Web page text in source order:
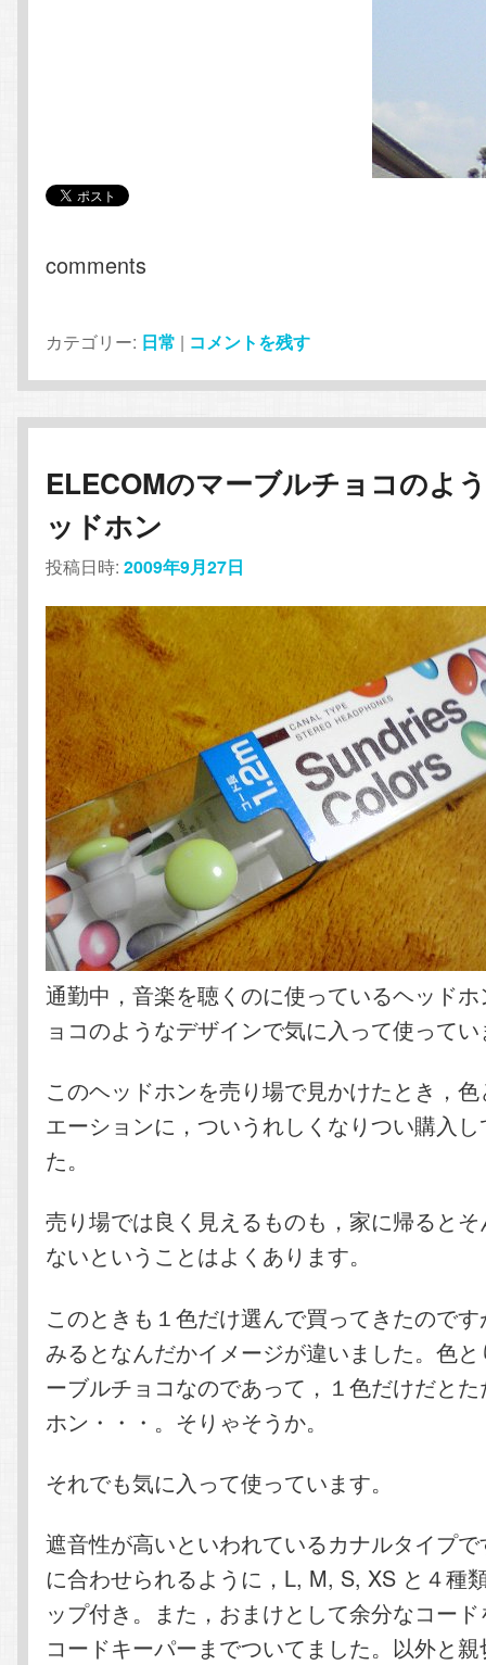
comments
カテゴリー: 日常 | コメントを残す
ELECOMのマーブルチョコのよ
ッドホン
投稿日時:2009年9月27日
通勤中，音楽を聴くのに使っているヘッド
ョコのようなデザインで気に入って使って
このヘッドホンを売り場で見かけたとき，
エーションに，ついうれしくなりつい購入
た。
売り場では良く見えるものも，家に帰ると
ないということはよくあります。
このときも１色だけ選んで買ってきたので
みるとなんだかイメージが違いました。色
ーブルチョコなのであって，１色だけだと
ホン・・・。そりゃそうか。
それでも気に入って使っています。
遮音性が高いといわれているカナルタイプ
に合わせられるように，L, M, S, XS と４種
ップ付き。また，おまけとして余分なコー
コードキーパーまでついてました。以外と